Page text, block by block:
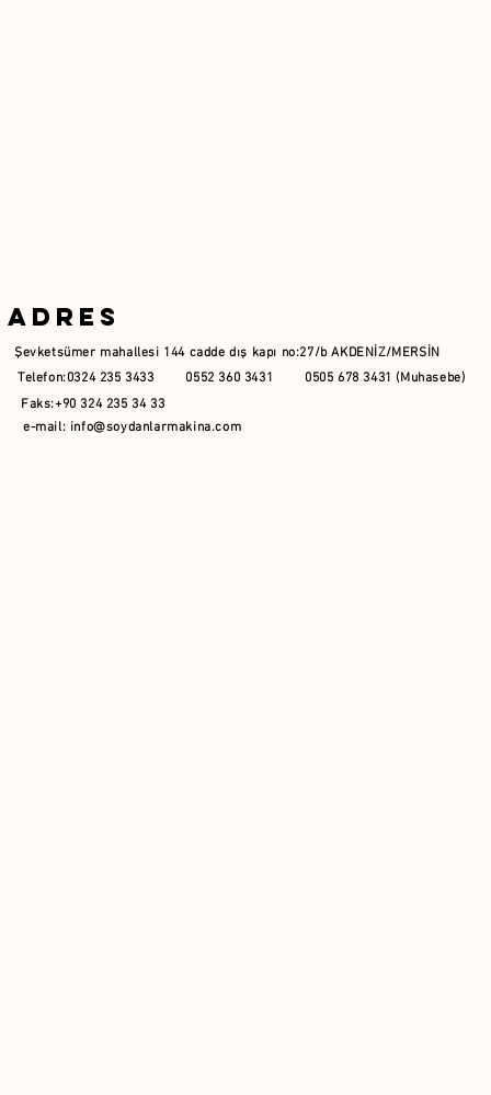
Adres
Şevketsümer mahallesi 144 cadde dış kapı no:27/b AKDENİZ/MERSİN
Telefon:0324 235 3433 0552 360 3431 0505 678 3431 (Muhasebe)
Faks:+90 324 235 34 33
e-mail: info@soydanlarmakina.com